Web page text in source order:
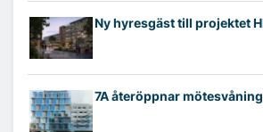
Ny hyresgäst till projektet
7A återöppnar